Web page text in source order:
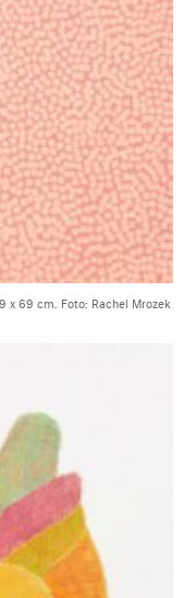
x 69 cm. Foto: Rachel Mrozek